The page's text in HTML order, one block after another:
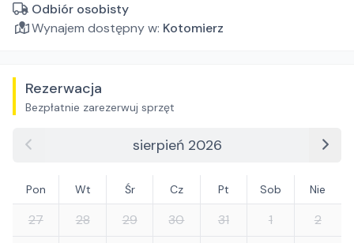
Odbiór osobisty
Wynajem dostępny w: Kotomierz
Rezerwacja
Bezpłatnie zarezerwuj sprzęt
sierpień 2026
Pon Wt Śr Cz Pt Sob Nie
27 28 29 30 31 1
2